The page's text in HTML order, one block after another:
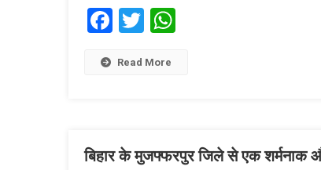
Facebook
Twitter
Read More
बिहार के मुजफ्फरपुर जिले से एक शर्मनाक